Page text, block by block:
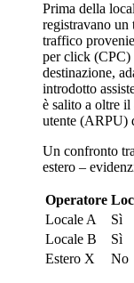
Prima della
registravano un
traffico
per click (CPC)
destinazione,
introdotto
è salito a oltre
utente (ARPU)
Un confronto
estero –
Operatore
Locale A
Sì
Locale B
Sì
Estero X
No